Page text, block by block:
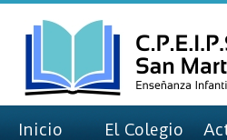
Inicio El Colegio